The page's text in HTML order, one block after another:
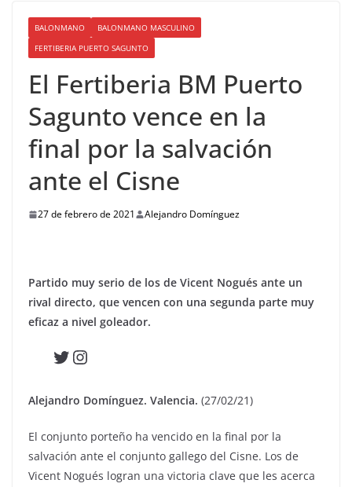
BALONMANO
BALONMANO MASCULINO
FERTIBERIA PUERTO SAGUNTO
El Fertiberia BM Puerto
Sagunto vence en la
final por la salvación
ante el Cisne
27 de febrero de 2021 Alejandro Domínguez
Partido muy serio de los de Vicent Nogués ante un
rival directo, que vencen con una segunda parte muy
eficaz a nivel goleador.
Twitter
Instagram
Alejandro Domínguez. Valencia. (27/02/21)
El conjunto porteño ha vencido en la final por la
salvación ante el conjunto gallego del Cisne. Los de
Vicent Nogués logran una victoria clave que les acerca